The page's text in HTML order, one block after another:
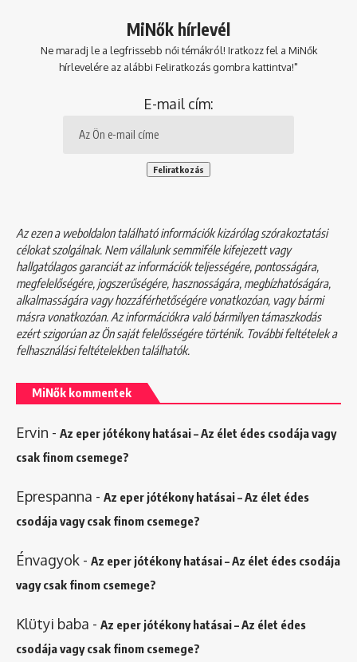
MiNők hírlevél
Ne maradj le a legfrissebb női témákról! Iratkozz fel a MiNők
hírlevelére az alábbi Feliratkozás gombra kattintva!"
E-mail cím:
Az ezen a weboldalon található információk kizárólag szórakoztatási
célokat szolgálnak. Nem vállalunk semmiféle kifejezett vagy
hallgatólagos garanciát az információk teljességére, pontosságára,
megfelelőségére, jogszerűségére, hasznosságára, megbízhatóságára,
alkalmasságára vagy hozzáférhetőségére vonatkozóan, vagy bármi
másra vonatkozóan. Az információkra való bármilyen támaszkodás
ezért szigorúan az Ön saját felelősségére történik. További feltételek a
felhasználási feltételekbentalálhatók.
MiNők kommentek
Ervin - Az eper jótékony hatásai – Az élet édes csodája vagy
csak finom csemege?
Eprespanna - Az eper jótékony hatásai – Az élet édes
csodája vagy csak finom csemege?
Énvagyok - Az eper jótékony hatásai – Az élet édes csodája
vagy csak finom csemege?
Klütyi baba - Az eper jótékony hatásai – Az élet édes
csodája vagy csak finom csemege?